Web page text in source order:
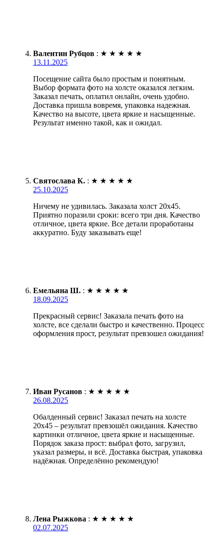
Валентин Рубцов : ★ ★ ★ ★ ★
13.11.2025
Посещение сайта было простым и понятным.
Выбор формата фото на холсте оказался легким.
Заказал печать, оплатил онлайн, очень удобно.
Доставка пришла вовремя, упаковка надежная.
Качество на высоте, цвета яркие и насыщенные.
Результат именно такой, как и ожидал.
Святослава К. : ★ ★ ★ ★ ★
25.10.2025
Ничему не удивилась. Заказала холст 20х45.
Приятно поразили сроки: всего три дня. Качество
отличное, цвета яркие. Все детали проработаны
аккуратно. Буду заказывать еще!
Емельяна Ш. : ★ ★ ★ ★ ★
18.09.2025
Прекрасный сервис! Заказала печать фото на
холсте, все сделали быстро и качественно. Процесс
оформления прост, результат превзошел ожидания!
Иван Русанов : ★ ★ ★ ★ ★
26.08.2025
Обалденный сервис! Заказал печать на холсте
20х45 – результат превзошёл ожидания. Качество
картинки отличное, цвета яркие и насыщенные.
Порядок заказа прост: выбрал фото, загрузил,
указал размеры, и всё. Доставка быстрая, упаковка
надёжная. Определённо рекомендую!
Лена Рыжкова : ★ ★ ★ ★ ★
02.07.2025